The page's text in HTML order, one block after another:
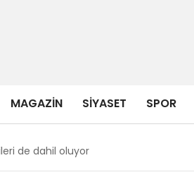
MAGAZIN SIYASET SPOR
de dahil oluyor